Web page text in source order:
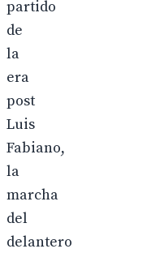
partido
de
la
era
post
Luis
Fabiano,
la
marcha
del
delantero